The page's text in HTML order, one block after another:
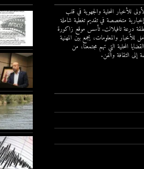
للأخبار المحلية والجهوية في قلب
متخصصة في تقديم تغطية شاملة
درعة تافيلالت. تأسس موقع زاكورة
والمعلومات، يجمع بين المهنية
المحلية التي تهم مجتمعنا، من
إلى الثقافة والفن.